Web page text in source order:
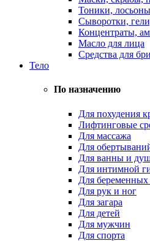
Тоники, лосьоны
Сыворотки,
Концентраты,
Масло для лица
Средства для
Тело
По назначению
Для похудения
Лифтинговые
Для массажа
Для
Для ванны и
Для интимной
Для
Для рук и ног
Для загара
Для детей
Для мужчин
Для спорта